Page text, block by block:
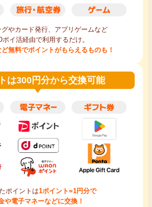
グやカード発行、アプリゲームなど
ポイ活経由で利用するだけ。
無料でポイントがもらえるものも！
は300円分から交換可能
ポイントは1ポイント=1円分で
や電子マネーなどに交換！